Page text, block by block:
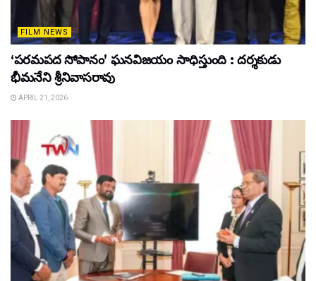
FILM NEWS
‘పరమపద సోపానం’ ఘనవిజయం సాధిస్తుంది : దర్శకుడు
భీమనేని శ్రీనివాసరావు
APRIL 21, 2026